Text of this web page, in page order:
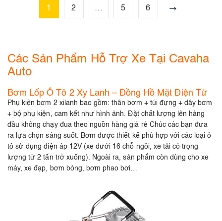
Các Sản Phẩm Hỗ Trợ Xe Tại Cavaha
Auto
Bơm Lốp Ô Tô 2 Xy Lanh – Đồng Hồ Mặt Điện Tử
Phụ kiện bơm 2 xilanh bao gồm: thân bơm + túi đựng + dây bơm
+ bộ phụ kiện, cam kết như hình ảnh. Đặt chất lượng lên hàng
đầu không chạy đua theo nguồn hàng giá rẻ Chúc các bạn đưa
ra lựa chọn sáng suốt. Bơm được thiết kế phù hợp với các loại ô
tô sử dụng điện áp 12V (xe dưới 16 chỗ ngồi, xe tải có trọng
lượng từ 2 tấn trở xuống). Ngoài ra, sản phẩm còn dùng cho xe
máy, xe đạp, bơm bóng, bơm phao bơi…
1 2 … 5 6